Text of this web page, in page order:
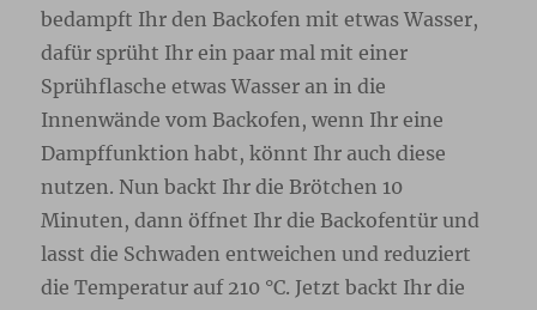
bedampft Ihr den Backofen mit etwas Wasser,
dafür sprüht Ihr ein paar mal mit einer
Sprühflasche etwas Wasser an in die
Innenwände vom Backofen, wenn Ihr eine
Dampffunktion habt, könnt Ihr auch diese
nutzen. Nun backt Ihr die Brötchen 10
Minuten, dann öffnet Ihr die Backofentür und
lasst die Schwaden entweichen und reduziert
die Temperatur auf 210 °C. Jetzt backt Ihr die